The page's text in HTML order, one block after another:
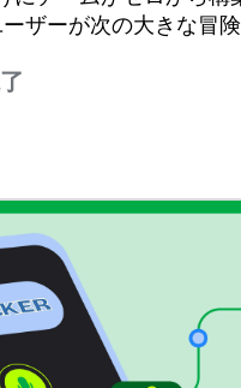
ザーが次の大きな冒